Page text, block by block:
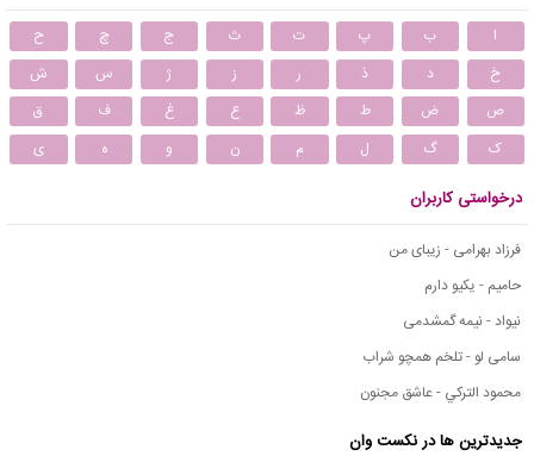
ا ب پ ت ث ج چ
ح
خ
د ذ ر ز ژ س
ش
ص
ض ط ظ ع غ ف
ق
ک
گ ل م ن و ه ی
درخواستی کاربران
فرزاد بهرامی - زیبای من
حامیم - یکیو دارم
نیواد - نیمه گمشدمی
سامی لو - تلخم همچو شراب
محمود التركي - عاشق مجنون
جدیدترین ها در نکست وان